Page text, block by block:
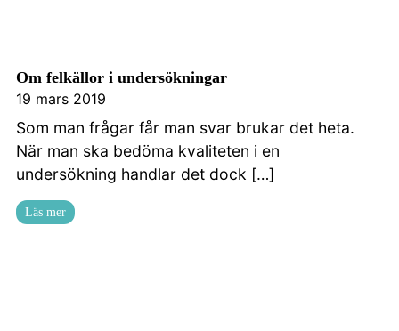
Om felkällor i undersökningar
19 mars 2019
Som man frågar får man svar brukar det heta.
När man ska bedöma kvaliteten i en
undersökning handlar det dock […]
Läs mer